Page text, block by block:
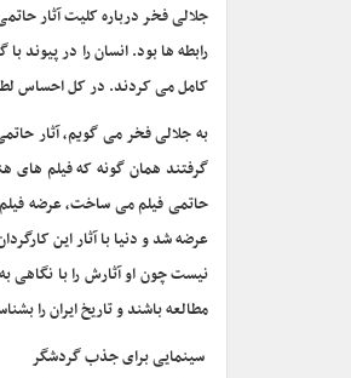
جلالی فخر درباره کلیت آثار
رابطه ها بود. انسان را در پیوند
کامل می کردند. در کل احساس
به جلالی فخر می گویم، آثار
گرفتند همان گونه که فیلم های
حاتمی فیلم می ساخت، عرضه
عرضه شد و دنیا با آثار این
نیست چون او آثارش را با نگاهی
مطالعه باشند و تاریخ ایران را
سینمایی برای جذب گردشگر